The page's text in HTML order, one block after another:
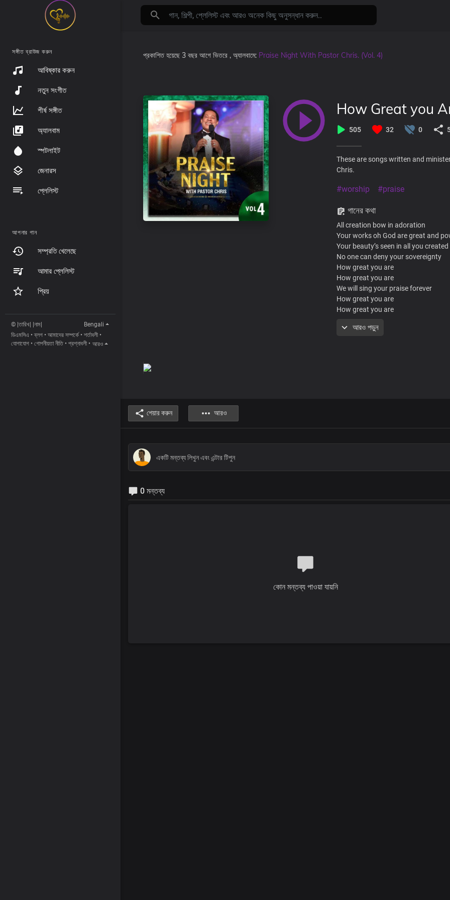
সঙ্গীত ব্রাউজ করুন
আবিষ্কার করুন
নতুন সংগীত
শীর্ষ সঙ্গীত
অ্যালবাম
স্পটলাইট
জেনারস
প্লেলিস্ট
আপনার গান
সম্প্রতি খেলেছে
আমার প্লেলিস্ট
প্রিয়
© |তারিখ| |নাম|
Bengali
ডিএমসিএ •ব্লগ • আমাদের সম্পর্কে • শর্তাবলী •
যোগাযোগ • গোপনীয়তা নীতি • প্রশ্নাবলী • আরও
প্রকাশিত হয়েছে 3 বছর আগে ভিতরে , অ্যালবামে: Praise Night With Pastor Chris. (Vol. 4)
How Great you
505 32 0
These are songs written and
Chris.
#worship #praise
গানের কথা
All creation bow in adoration
Your works oh God are great and
Your beauty’s seen in all you created
No one can deny your sovereignty
How great you are
How great you are
We will sing your praise forever
How great you are
How great you are
We will shout your fame forever
আরও পড়ুন
শেয়ার করুন আরও
0 মন্তব্য
কোন মন্তব্য পাওয়া যায়নি